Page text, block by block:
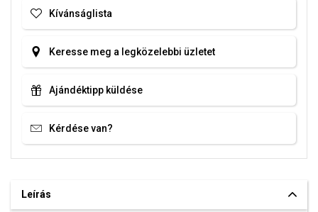
Kívánságlista
Keresse meg a legközelebbi üzletet
Ajándéktipp küldése
Kérdése van?
Leírás